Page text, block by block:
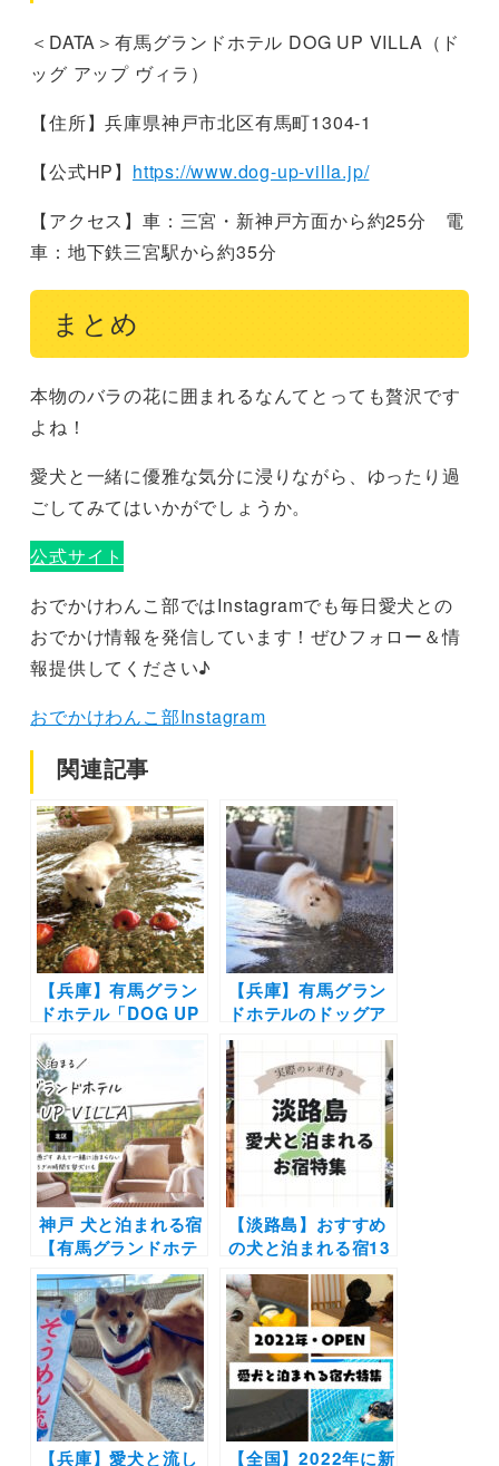
＜DATA＞有馬グランドホテル DOG UP VILLA（ド
ッグ アップ ヴィラ）
【住所】兵庫県神戸市北区有馬町1304-1
【公式HP】 https://www.dog-up-villa.jp/
【アクセス】車：三宮・新神戸方面から約25分 電
車：地下鉄三宮駅から約35分
まとめ
本物のバラの花に囲まれるなんてとっても贅沢です
よね！
愛犬と一緒に優雅な気分に浸りながら、ゆったり過
ごしてみてはいかがでしょうか。
公式サイト
おでかけわんこ部ではInstagramでも毎日愛犬との
おでかけ情報を発信しています！ぜひフォロー＆情
報提供してください♪
おでかけわんこ部Instagram
関連記事
【兵庫】有馬グラン
ドホテル「DOG UP
VILLA」で期間限定
の愛犬りんご風呂&
りんごフォトスポッ
トも登場！2023年1
月16日スタート
【兵庫】有馬グラン
ドホテルのドッグア
ップヴィラの魅力ポ
イントや滞在方法を
紹介！ | 日帰りプラ
ンやキャンペーンも
あるよ！現地取材
神戸 犬と泊まれる宿
【有馬グランドホテ
ル DOG UP
VILLA】愛犬用の足
湯やラウンジも〜
「離れ」で過ごす あ
えて一緒に泊まらな
いくつろぎ〜
【淡路島】おすすめ
の犬と泊まれる宿13
選（実際のおでかけ
レポ付き）コテージ
やグランピング・露
天風呂付きなど厳選
【兵庫】愛犬と流し
【全国】2022年に新